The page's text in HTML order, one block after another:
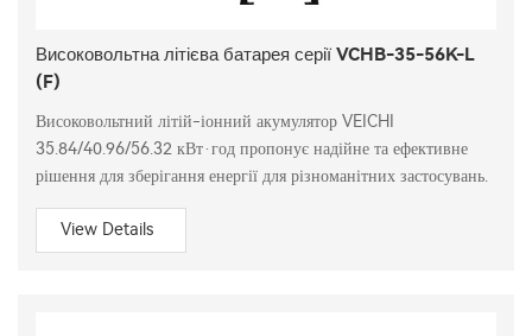
Високовольтна літієва батарея серії VCHB-35-56K-L
(F)
Високовольтний літій-іонний акумулятор VEICHI
35.84/40.96/56.32 кВт·год пропонує надійне та ефективне
рішення для зберігання енергії для різноманітних застосувань.
View Details